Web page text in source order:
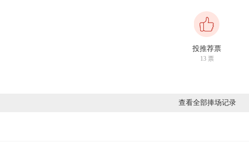
投推荐票
13 票
查看全部捧场记录